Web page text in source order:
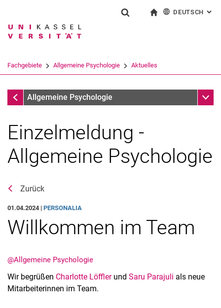
Springe direkt zu: Inhalt
Springe direkt zu: Suche
Springe direkt zu:
Suchbegriff
Suchen (öffnet externen Link in einem
DEUTSCH :
Fachgebiete Allgemeine Psychologie Aktuelles
Aktuelles
Allgemeine Psychologie
Stellenangebote
Einzelmeldung -
Allgemeine Psychologie
Zurück
01.04.2024 | PERSONALIA
Willkommen im Team
@Allgemeine Psychologie
Wir begrüßen Charlotte Löfflerund Saru Parajuli als neue
Mitarbeiterinnen im Team.